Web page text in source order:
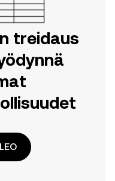
treidaus